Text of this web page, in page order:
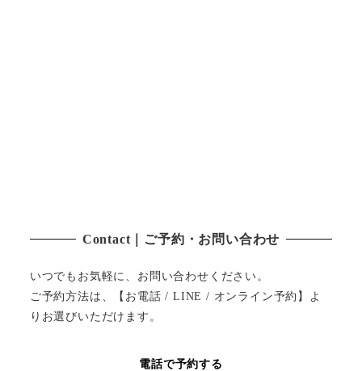
Contact｜ご予約・お問い合わせ
いつでもお気軽に、お問い合わせください。
ご予約方法は、【お電話 / LINE / オンライン予約】よ
りお選びいただけます。
電話で予約する